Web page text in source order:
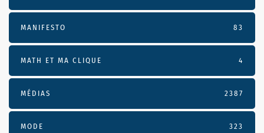
MANIFESTO 83
MATH ET MA CLIQUE 4
MÉDIAS 2387
MODE 323